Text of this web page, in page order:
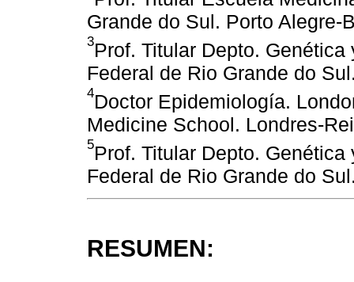
Grande do Sul. Porto Alegre-
3Prof. Titular Depto.
Federal de Rio Grande do
4Doctor Epidemiología.
Medicine School. Londres-
5Prof. Titular Depto.
Federal de Rio Grande do
RESUMEN: